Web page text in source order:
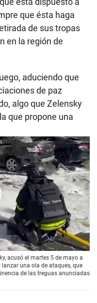
que ésta haga
de sus tropas
en la región de
aduciendo que
de paz
algo que Zelensky
que propone una
acusó el martes 5 de mayo a
una ola de ataques, que
de las treguas anunciadas